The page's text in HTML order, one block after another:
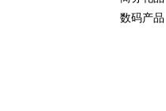
数码产品